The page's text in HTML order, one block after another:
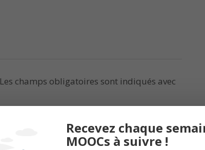
Les champs obligatoires sont indiqués avec
Recevez chaque
MOOCs à suivre !